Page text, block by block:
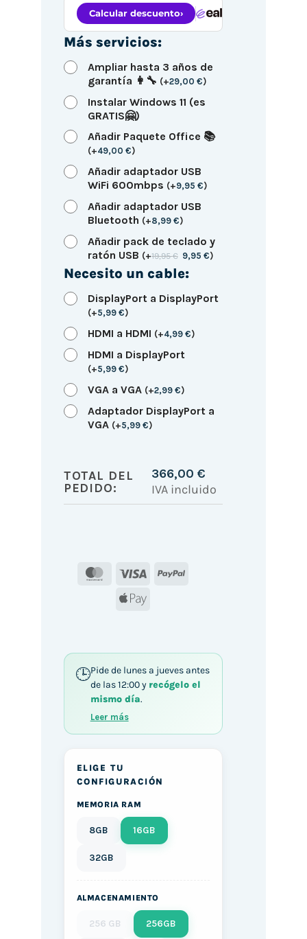
Más servicios:
Ampliar hasta 3 años de
garantía 👩‍🔧 (+29,00 €)
Instalar Windows 11 (es
GRATIS🤗)
Añadir Paquete Office 📚
(+49,00 €)
Añadir adaptador USB
WiFi 600mbps (+9,95 €)
Añadir adaptador USB
Bluetooth (+8,99 €)
Añadir pack de teclado y
ratón USB (+19,95€ 9,95€)
Necesito un cable:
DisplayPort a DisplayPort
(+5,99 €)
HDMI a HDMI (+4,99 €)
HDMI a DisplayPort
(+5,99 €)
VGA a VGA (+2,99 €)
Adaptador DisplayPort a
VGA (+5,99 €)
TOTAL DEL
PEDIDO:
366,00 €
IVA incluido
MasterCard
Visa
PayPal
Apple
Pide de lunes a jueves antes
de las 12:00 y recógelo el
mismo día.
Leer más
ELIGE TU
CONFIGURACIÓN
MEMORIA RAM
8GB 16GB
32GB
ALMACENAMIENTO
256 GB 256GB